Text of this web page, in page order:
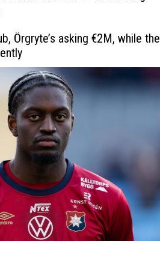
Örgryte’s asking €2M, while the